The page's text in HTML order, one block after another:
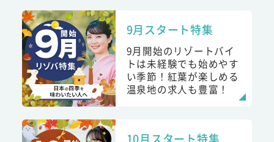
9月スタート特集
9月開始のリゾートバイ
トは未経験でも始めやす
い季節！紅葉が楽しめる
温泉地の求人も豊富！
10月スタート特集